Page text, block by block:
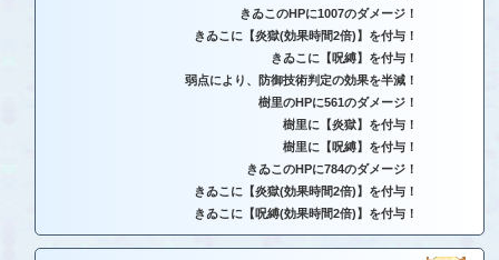
きゐこのHPに1007のダメージ！
きゐこに【炎獄(効果時間2倍)】を付与！
きゐこに【呪縛】を付与！
弱点により、防御技術判定の効果を半減！
樹里のHPに561のダメージ！
樹里に【炎獄】を付与！
樹里に【呪縛】を付与！
きゐこのHPに784のダメージ！
きゐこに【炎獄(効果時間2倍)】を付与！
きゐこに【呪縛(効果時間2倍)】を付与！